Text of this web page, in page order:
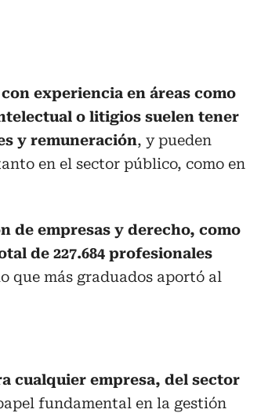
experiencia en áreas como
o litigios suelen tener
y remuneración, y pueden
en el sector público, como en
de empresas y derecho, como
de 227.684 profesionales
que más graduados aportó al
cualquier empresa, del sector
fundamental en la gestión